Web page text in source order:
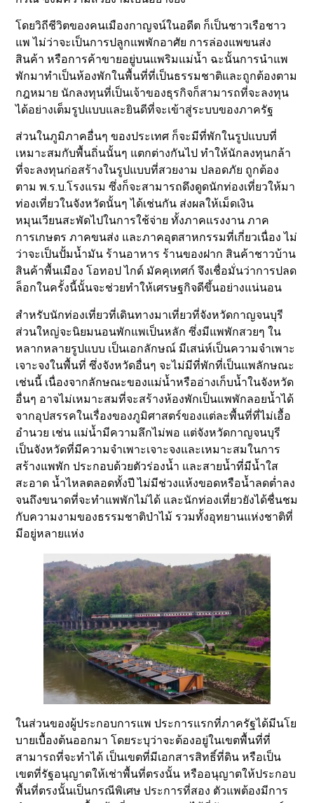
โดยวิถีชีวิตของคนเมืองกาญจน์ในอดีต ก็เป็นชาวเรือชาว
แพ ไม่ว่าจะเป็นการปลูกแพพักอาศัย การล่องแพขนส่ง
สินค้า หรือการค้าขายอยู่บนแพริมแม่น้ำ ฉะนั้นการนำแพ
พักมาทำเป็นห้องพักในพื้นที่ที่เป็นธรรมชาติและถูกต้องตาม
กฎหมาย นักลงทุนที่เป็นเจ้าของธุรกิจก็สามารถที่จะลงทุน
ได้อย่างเต็มรูปแบบและยินดีที่จะเข้าสู่ระบบของภาครัฐ
ส่วนในภูมิภาคอื่นๆ ของประเทศ ก็จะมีที่พักในรูปแบบที่
เหมาะสมกับพื้นถิ่นนั้นๆ แตกต่างกันไป ทำให้นักลงทุนกล้า
ที่จะลงทุนก่อสร้างในรูปแบบที่สวยงาม ปลอดภัย ถูกต้อง
ตาม พ.ร.บ.โรงแรม ซึ่งก็จะสามารถดึงดูดนักท่องเที่ยวให้มา
ท่องเที่ยวในจังหวัดนั้นๆ ได้เช่นกัน ส่งผลให้เม็ดเงิน
หมุนเวียนสะพัดไปในการใช้จ่าย ทั้งภาคแรงงาน ภาค
การเกษตร ภาคขนส่ง และภาคอุตสาหกรรมที่เกี่ยวเนื่อง ไม่
ว่าจะเป็นปั้มน้ำมัน ร้านอาหาร ร้านของฝาก สินค้าชาวบ้าน
สินค้าพื้นเมือง โอทอป ไกด์ มัคคุเทศก์ จึงเชื่อมั่นว่าการปลด
ล็อกในครั้งนี้นั้นจะช่วยทำให้เศรษฐกิจดีขึ้นอย่างแน่นอน
สำหรับนักท่องเที่ยวที่เดินทางมาเที่ยวที่จังหวัดกาญจนบุรี
ส่วนใหญ่จะนิยมนอนพักแพเป็นหลัก ซึ่งมีแพพักสวยๆ ใน
หลากหลายรูปแบบ เป็นเอกลักษณ์ มีเสน่ห์เป็นความจำเพาะ
เจาะจงในพื้นที่ ซึ่งจังหวัดอื่นๆ จะไม่มีที่พักที่เป็นแพลักษณะ
เช่นนี้ เนื่องจากลักษณะของแม่น้ำหรืออ่างเก็บน้ำในจังหวัด
อื่นๆ อาจไม่เหมาะสมที่จะสร้างห้องพักเป็นแพพักลอยน้ำได้
จากอุปสรรคในเรื่องของภูมิศาสตร์ของแต่ละพื้นที่ที่ไม่เอื้อ
อำนวย เช่น แม่น้ำมีความลึกไม่พอ แต่จังหวัดกาญจนบุรี
เป็นจังหวัดที่มีความจำเพาะเจาะจงและเหมาะสมในการ
สร้างแพพัก ประกอบด้วยตัวร่องน้ำ และสายน้ำที่มีน้ำใส
สะอาด น้ำไหลตลอดทั้งปี ไม่มีช่วงแห้งขอดหรือน้ำลดต่ำลง
จนถึงขนาดที่จะทำแพพักไม่ได้ และนักท่องเที่ยวยังได้ชื่นชม
กับความงามของธรรมชาติป่าไม้ รวมทั้งอุทยานแห่งชาติที่
มีอยู่หลายแห่ง
ในส่วนของผู้ประกอบการแพ ประการแรกที่ภาครัฐได้มีนโย
บายเบื้องต้นออกมา โดยระบุว่าจะต้องอยู่ในเขตพื้นที่ที่
สามารถที่จะทำได้ เป็นเขตที่มีเอกสารสิทธิ์ที่ดิน หรือเป็น
เขตที่รัฐอนุญาตให้เช่าพื้นที่ตรงนั้น หรืออนุญาตให้ประกอบ
พื้นที่ตรงนั้นเป็นกรณีพิเศษ ประการที่สอง ตัวแพต้องมีการ